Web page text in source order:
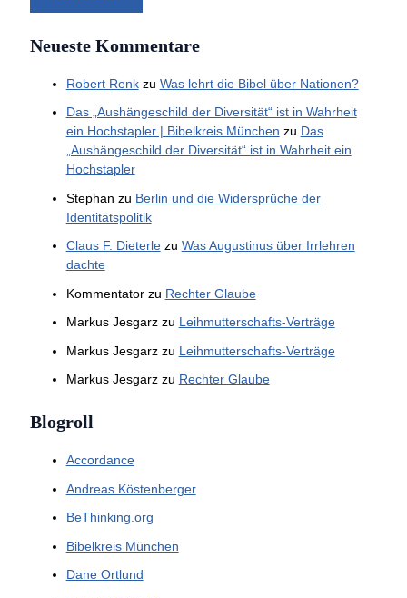
Neueste Kommentare
Robert Renkzu Was lehrt die Bibel über Nationen?
Das „Aushängeschild der Diversität“ ist in Wahrheit
ein Hochstapler | Bibelkreis München zu Das
„Aushängeschild der Diversität“ ist in Wahrheit ein
Hochstapler
Stephan zu Berlin und die Widersprüche der
Identitätspolitik
Claus F. Dieterlezu Was Augustinus über Irrlehren
dachte
Kommentatorzu Rechter Glaube
Markus Jesgarzzu Leihmutterschafts-Verträge
Markus Jesgarzzu Leihmutterschafts-Verträge
Markus Jesgarzzu Rechter Glaube
Blogroll
Accordance
Andreas Köstenberger
BeThinking.org
Bibelkreis München
Dane Ortlund